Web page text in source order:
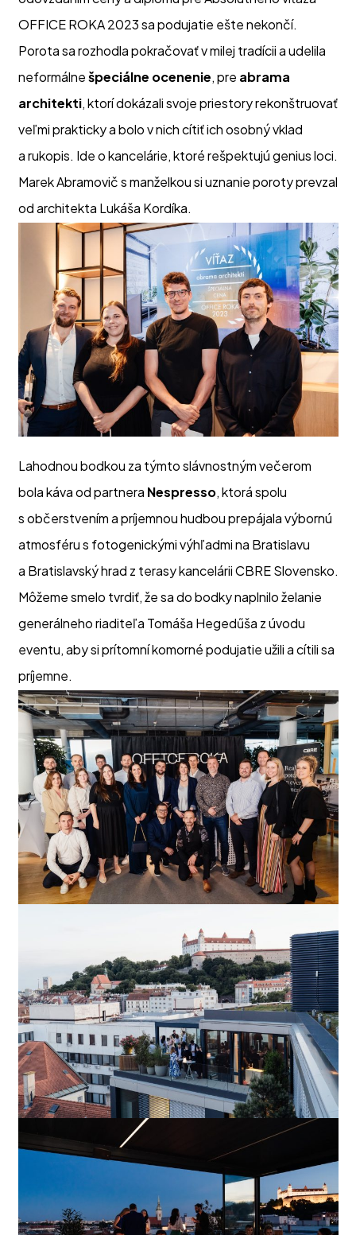
OFFICE ROKA 2023 sa podujatie ešte nekončí.
Porota sa rozhodla pokračovať v milej tradícii a udelila
neformálnešpeciálne ocenenie, pre abrama
architekti, ktorí dokázali svoje priestory rekonštruovať
veľmi prakticky a bolo v nich cítiť ich osobný vklad
a rukopis. Ide o kancelárie, ktoré rešpektujú genius loci.
Marek Abramovič s manželkou si uznanie poroty prevzal
od architekta Lukáša Kordíka.
Lahodnou bodkou za týmto slávnostným večerom
bola káva od partnera Nespresso, ktorá spolu
s občerstvením a príjemnou hudbou prepájala výbornú
atmosféru s fotogenickými výhľadmi na Bratislavu
a Bratislavský hrad z terasy kancelárii CBRE Slovensko.
Môžeme smelo tvrdiť, že sa do bodky naplnilo želanie
generálneho riaditeľa Tomáša Hegedűša z úvodu
eventu, aby si prítomní komorné podujatie užili a cítili sa
príjemne.